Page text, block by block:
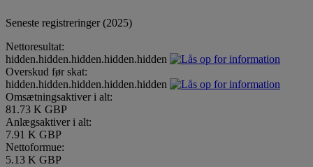
Seneste registreringer (2025)
Nettoresultat:
hidden.hidden.hidden.hidden.hidden
Overskud før skat:
hidden.hidden.hidden.hidden.hidden
Omsætningsaktiver i alt:
81.73 K GBP
Anlægsaktiver i alt:
7.91 K GBP
Nettoformue:
5.13 K GBP